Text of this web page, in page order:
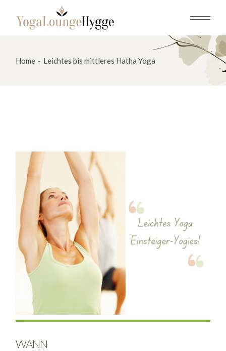
content
Home Leichtes bis mittleres Hatha Yoga
WANN